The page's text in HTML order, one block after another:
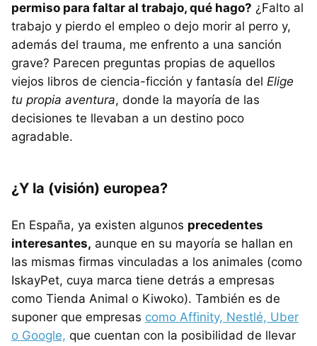
permiso para faltar al trabajo, qué hago? ¿Falto al
trabajo y pierdo el empleo o dejo morir al perro y,
además del trauma, me enfrento a una sanción
grave? Parecen preguntas propias de aquellos
viejos libros de ciencia-ficción y fantasía del Elige
tu propia aventura, donde la mayoría de las
decisiones te llevaban a un destino poco
agradable.
¿Y la (visión) europea?
En España, ya existen algunos precedentes
interesantes, aunque en su mayoría se hallan en
las mismas firmas vinculadas a los animales (como
IskayPet, cuya marca tiene detrás a empresas
como Tienda Animal o Kiwoko). También es de
suponer que empresas como Affinity, Nestlé, Uber
o Google, que cuentan con la posibilidad de llevar